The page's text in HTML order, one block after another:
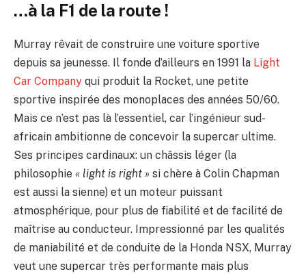
…à la F1 de la route !
Murray rêvait de construire une voiture sportive
depuis sa jeunesse. Il fonde d’ailleurs en 1991 la Light
Car Company qui produit la Rocket, une petite
sportive inspirée des monoplaces des années 50/60.
Mais ce n’est pas là l’essentiel, car l’ingénieur sud-
africain ambitionne de concevoir la supercar ultime.
Ses principes cardinaux: un châssis léger (la
philosophie « light is right » si chère à Colin Chapman
est aussi la sienne) et un moteur puissant
atmosphérique, pour plus de fiabilité et de facilité de
maîtrise au conducteur. Impressionné par les qualités
de maniabilité et de conduite de la Honda NSX, Murray
veut une supercar très performante mais plus